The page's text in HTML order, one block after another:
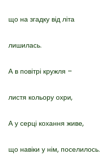
що на згадку від літа
лишилась.
А в повітрі кружля –
листя кольору охри,
А у серці кохання живе,
що навіки у нім, поселилось.